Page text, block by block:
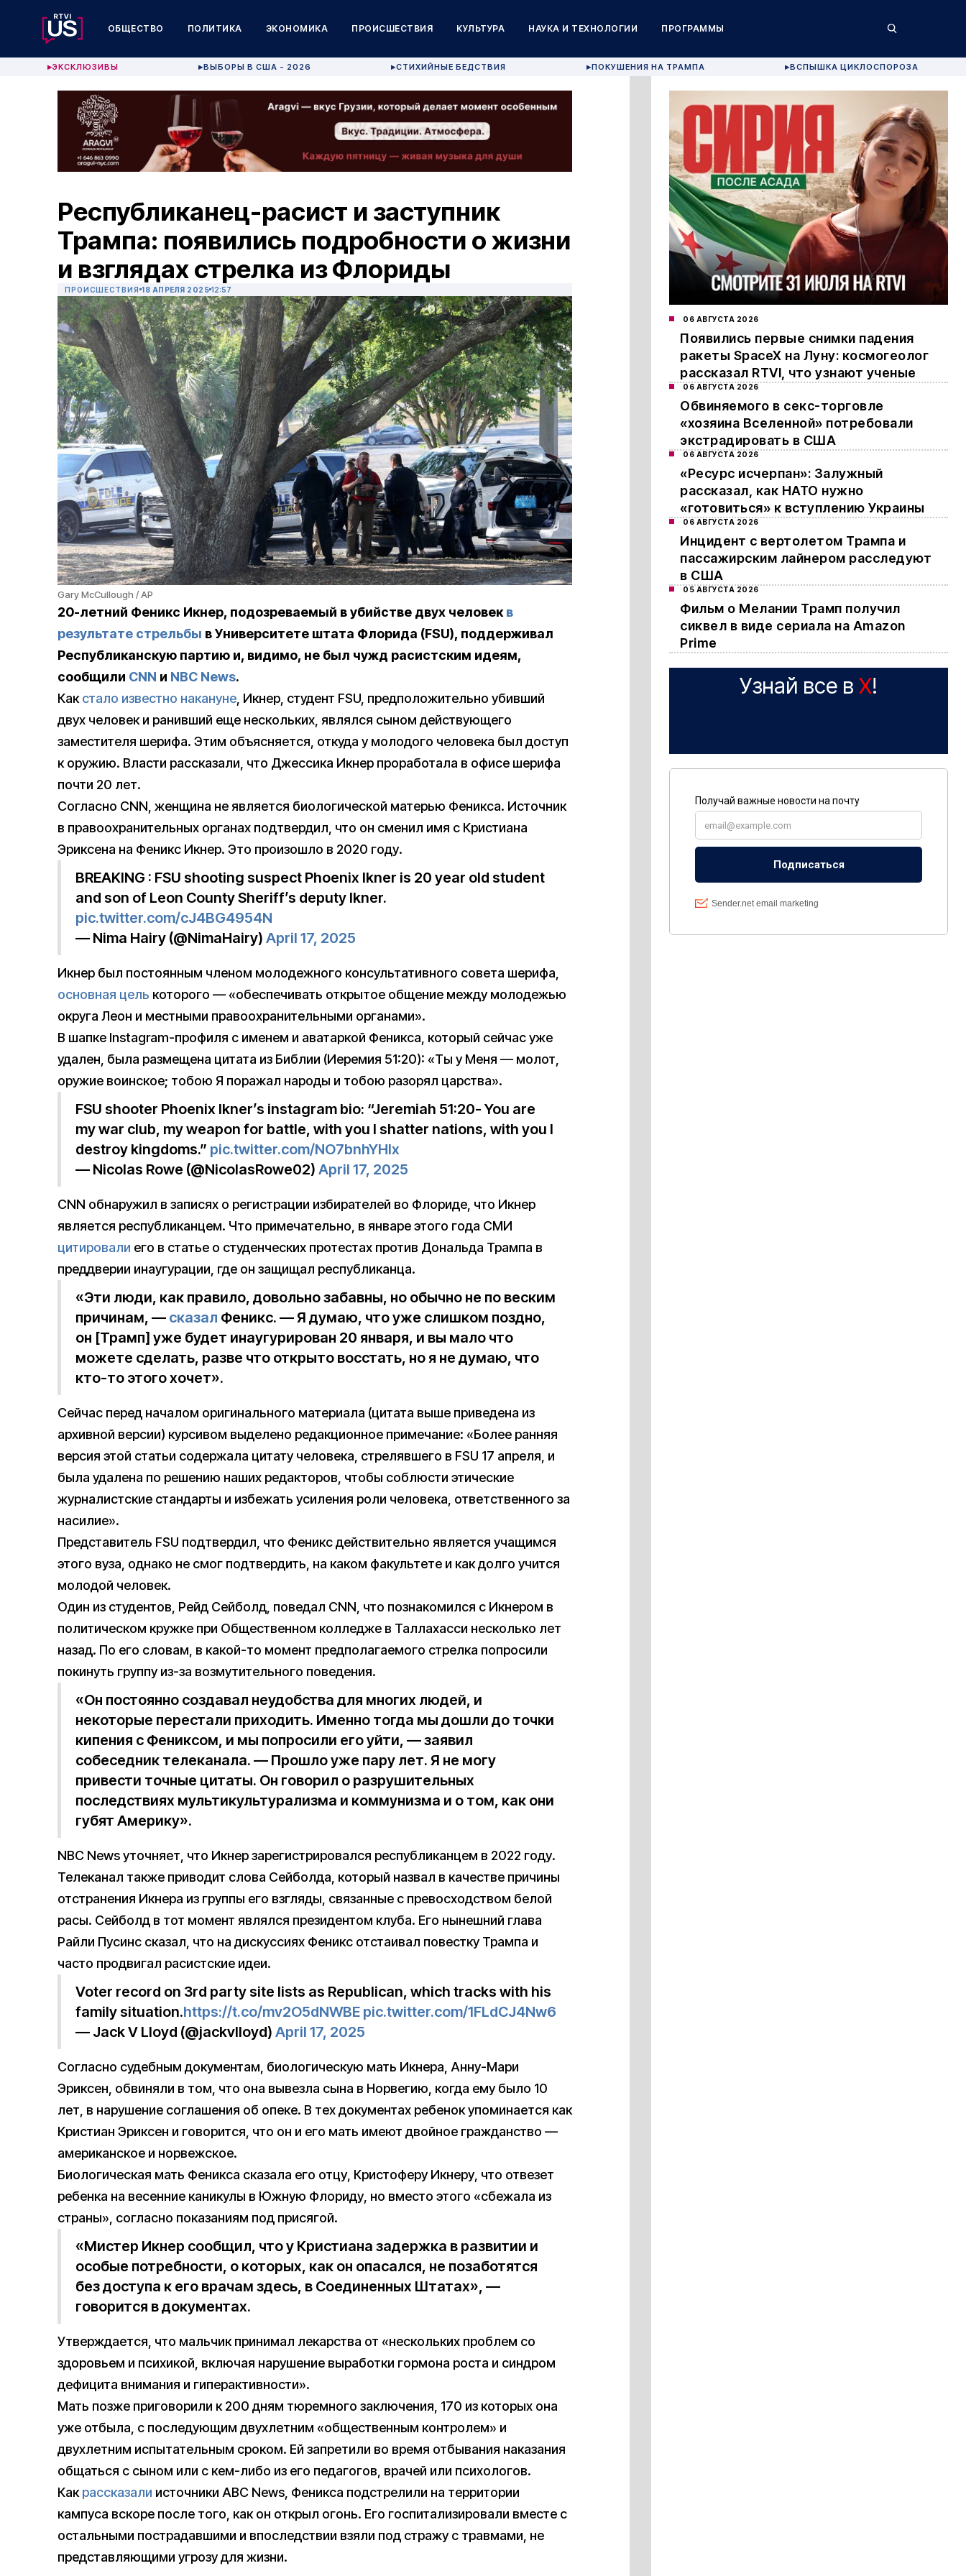
ОБЩЕСТВО ПОЛИТИКА ЭКОНОМИКА ПРОИСШЕСТВИЯ КУЛЬТУРА НАУКА И ТЕХНОЛОГИИ ПРОГРАММЫ
▶ЭКСКЛЮЗИВЫ ▶ВЫБОРЫ В США - 2026 ▶СТИХИЙНЫЕ БЕДСТВИЯ ▶ПОКУШЕНИЯ НА ТРАМПА ▶ВСПЫШКА ЦИКЛОСПОРОЗА
Республиканец-расист и заступник
Трампа: появились подробности о жизни
и взглядах стрелка из Флориды
ПРОИСШЕСТВИЯ 18 АПРЕЛЯ 2025 12:57
Gary McCullough / AP
20-летний Феникс Икнер, подозреваемый в убийстве двух человекв
результате стрельбы в Университете штата Флорида (FSU), поддерживал
Республиканскую партию и, видимо, не был чужд расистским идеям,
сообщили СNN и NBC News.
Какстало известно накануне, Икнер, студент FSU, предположительно убивший
двух человек и ранивший еще нескольких, являлся сыном действующего
заместителя шерифа. Этим объясняется, откуда у молодого человека был доступ
к оружию. Власти рассказали, что Джессика Икнер проработала в офисе шерифа
почти 20 лет.
Согласно CNN, женщина не является биологической матерью Феникса. Источник
в правоохранительных органах подтвердил, что он сменил имя с Кристиана
Эриксена на Феникс Икнер. Это произошло в 2020 году.
BREAKING : FSU shooting suspect Phoenix Ikner is 20 year old student
and son of Leon County Sheriff’s deputy Ikner.
pic.twitter.com/cJ4BG4954N
— Nima Hairy (@NimaHairy) April 17, 2025
Икнер был постоянным членом молодежного консультативного совета шерифа,
основная цель которого — «обеспечивать открытое общение между молодежью
округа Леон и местными правоохранительными органами».
В шапке Instagram-профиля с именем и аватаркой Феникса, который сейчас уже
удален, была размещена цитата из Библии (Иеремия 51:20): «Ты у Меня — молот,
оружие воинское; тобою Я поражал народы и тобою разорял царства».
FSU shooter Phoenix Ikner’s instagram bio: “Jeremiah 51:20- You are
my war club, my weapon for battle, with you I shatter nations, with you I
destroy kingdoms.” pic.twitter.com/NO7bnhYHIx
— Nicolas Rowe (@NicolasRowe02) April 17, 2025
CNN обнаружил в записях о регистрации избирателей во Флориде, что Икнер
является республиканцем. Что примечательно, в январе этого года СМИ
цитировали его в статье о студенческих протестах против Дональда Трампа в
преддверии инаугурации, где он защищал республиканца.
«Эти люди, как правило, довольно забавны, но обычно не по веским
причинам, — сказал Феникс. — Я думаю, что уже слишком поздно,
он [Трамп] уже будет инаугурирован 20 января, и вы мало что
можете сделать, разве что открыто восстать, но я не думаю, что
кто-то этого хочет».
Сейчас перед началом оригинального материала (цитата выше приведена из
архивной версии) курсивом выделено редакционное примечание: «Более ранняя
версия этой статьи содержала цитату человека, стрелявшего в FSU 17 апреля, и
была удалена по решению наших редакторов, чтобы соблюсти этические
журналистские стандарты и избежать усиления роли человека, ответственного за
насилие».
Представитель FSU подтвердил, что Феникс действительно является учащимся
этого вуза, однако не смог подтвердить, на каком факультете и как долго учится
молодой человек.
Один из студентов, Рейд Сейболд, поведал CNN, что познакомился с Икнером в
политическом кружке при Общественном колледже в Таллахасси несколько лет
назад. По его словам, в какой-то момент предполагаемого стрелка попросили
покинуть группу из-за возмутительного поведения.
«Он постоянно создавал неудобства для многих людей, и
некоторые перестали приходить. Именно тогда мы дошли до точки
кипения с Фениксом, и мы попросили его уйти, — заявил
собеседник телеканала. — Прошло уже пару лет. Я не могу
привести точные цитаты. Он говорил о разрушительных
последствиях мультикультурализма и коммунизма и о том, как они
губят Америку».
NBC News уточняет, что Икнер зарегистрировался республиканцем в 2022 году.
Телеканал также приводит слова Сейболда, который назвал в качестве причины
отстранения Икнера из группы его взгляды, связанные с превосходством белой
расы. Сейболд в тот момент являлся президентом клуба. Его нынешний глава
Райли Пусинс сказал, что на дискуссиях Феникс отстаивал повестку Трампа и
часто продвигал расистские идеи.
Voter record on 3rd party site lists as Republican, which tracks with his
family situation.https://t.co/mv2O5dNWBE pic.twitter.com/1FLdCJ4Nw6
— Jack V Lloyd (@jackvlloyd) April 17, 2025
Согласно судебным документам, биологическую мать Икнера, Анну-Мари
Эриксен, обвиняли в том, что она вывезла сына в Норвегию, когда ему было 10
лет, в нарушение соглашения об опеке. В тех документах ребенок упоминается как
Кристиан Эриксен и говорится, что он и его мать имеют двойное гражданство —
американское и норвежское.
Биологическая мать Феникса сказала его отцу, Кристоферу Икнеру, что отвезет
ребенка на весенние каникулы в Южную Флориду, но вместо этого «сбежала из
страны», согласно показаниям под присягой.
«Мистер Икнер сообщил, что у Кристиана задержка в развитии и
особые потребности, о которых, как он опасался, не позаботятся
без доступа к его врачам здесь, в Соединенных Штатах», —
говорится в документах.
Утверждается, что мальчик принимал лекарства от «нескольких проблем со
здоровьем и психикой, включая нарушение выработки гормона роста и синдром
дефицита внимания и гиперактивности».
Мать позже приговорили к 200 дням тюремного заключения, 170 из которых она
уже отбыла, с последующим двухлетним «общественным контролем» и
двухлетним испытательным сроком. Ей запретили во время отбывания наказания
общаться с сыном или с кем-либо из его педагогов, врачей или психологов.
Какрассказали источники ABC News, Феникса подстрелили на территории
кампуса вскоре после того, как он открыл огонь. Его госпитализировали вместе с
остальными пострадавшими и впоследствии взяли под стражу с травмами, не
представляющими угрозу для жизни.
06 АВГУСТА 2026
Появились первые снимки падения
ракеты SpaceX на Луну: космогеолог
рассказал RTVI, что узнают ученые
06 АВГУСТА 2026
Обвиняемого в секс-торговле
«хозяина Вселенной» потребовали
экстрадировать в США
06 АВГУСТА 2026
«Ресурс исчерпан»: Залужный
рассказал, как НАТО нужно
«готовиться» к вступлению Украины
06 АВГУСТА 2026
Инцидент с вертолетом Трампа и
пассажирским лайнером расследуют
в США
05 АВГУСТА 2026
Фильм о Мелании Трамп получил
сиквел в виде сериала на Amazon
Prime
Узнай все в X!